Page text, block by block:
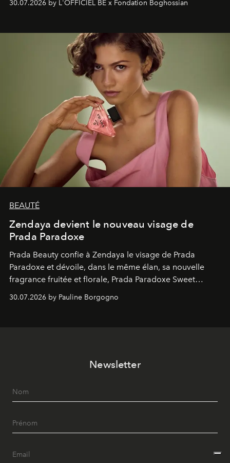
émotionnel où chaque œuvre devient le souvenir
émerveillement.
30.07.2026 by L'OFFICIEL BE x Fondation Boghossian
BEAUTÉ
Zendaya devient le nouveau visage de
Prada Paradoxe
Prada Beauty confie à Zendaya le visage de Prada
Paradoxe et dévoile, dans le même élan, sa nouvelle
fragrance fruitée et florale, Prada Paradoxe Sweet
30.07.2026 by Pauline Borgogno
Newsletter